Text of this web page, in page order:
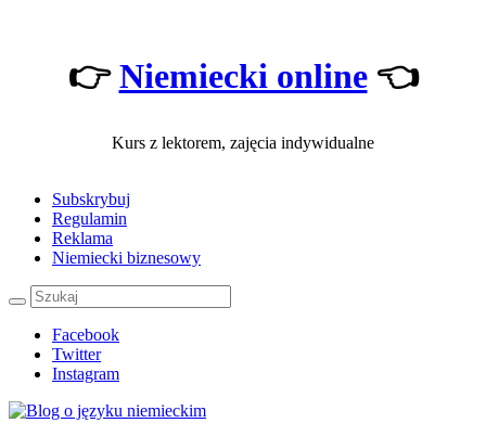
👉Niemiecki online👈
Kurs z lektorem, zajęcia indywidualne
Subskrybuj
Regulamin
Reklama
Niemiecki biznesowy
Facebook
Twitter
Instagram